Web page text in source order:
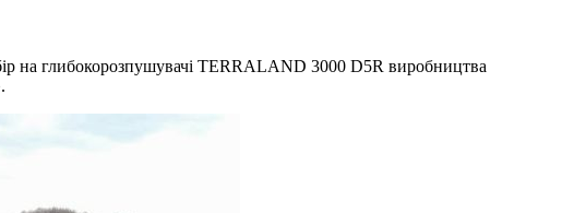
на глибокорозпушувачі TERRALAND 3000 D5R виробництва